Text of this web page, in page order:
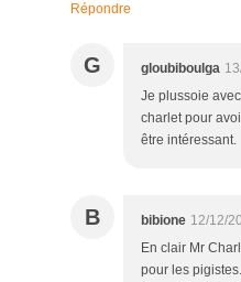
Répondre
G gloubiboulga
Je plussoie
charlet pour
être intéressant.
B bibione 12/12/
En clair Mr
pour les